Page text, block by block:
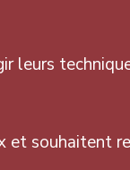
leurs
souhaitent